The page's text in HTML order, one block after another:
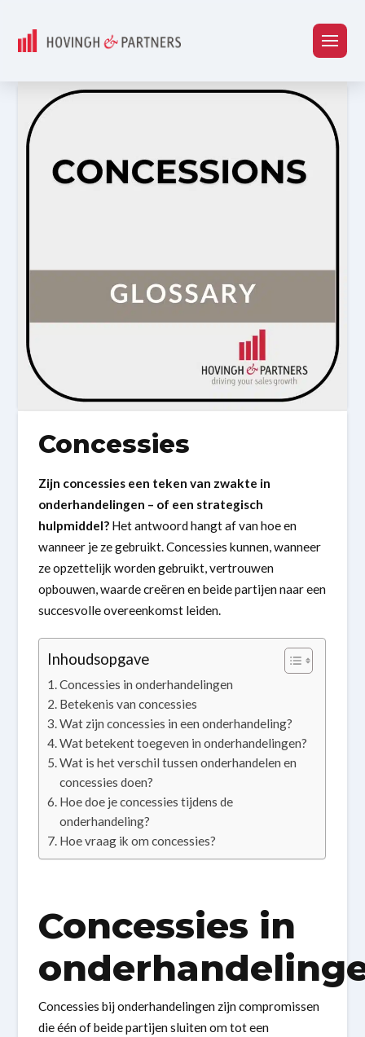
Concessies
Zijn concessies een teken van zwakte in
onderhandelingen – of een strategisch
hulpmiddel? Het antwoord hangt af van hoe en
wanneer je ze gebruikt. Concessies kunnen, wanneer
ze opzettelijk worden gebruikt, vertrouwen
opbouwen, waarde creëren en beide partijen naar een
succesvolle overeenkomst leiden.
Inhoudsopgave
Concessies in onderhandelingen
Betekenis van concessies
Wat zijn concessies in een onderhandeling?
Wat betekent toegeven in onderhandelingen?
Wat is het verschil tussen onderhandelen en
concessies doen?
Hoe doe je concessies tijdens de
onderhandeling?
Hoe vraag ik om concessies?
Concessies in
Concessies bij onderhandelingen zijn compromissen
die één of beide partijen sluiten om tot een